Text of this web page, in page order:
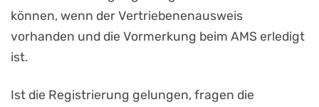
können, wenn der Vertriebenenausweis
vorhanden und die Vormerkung beim AMS erledigt
ist.
Ist die Registrierung gelungen, fragen die